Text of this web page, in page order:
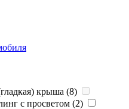
крыша (8)
с просветом (2)